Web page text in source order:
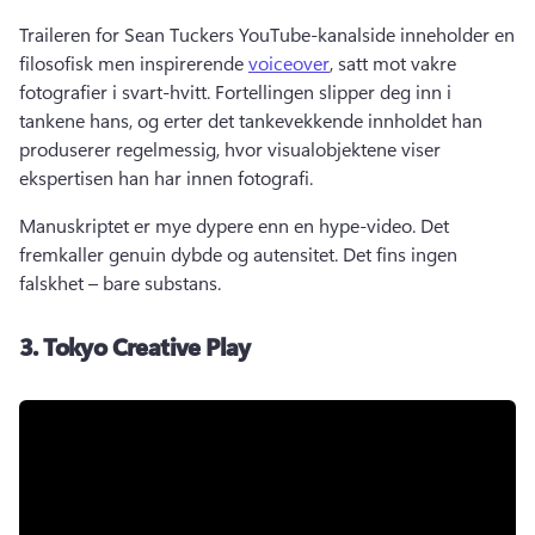
Traileren for Sean Tuckers YouTube-kanalside inneholder en
filosofisk men inspirerende voiceover, satt mot vakre
fotografier i svart-hvitt. Fortellingen slipper deg inn i
tankene hans, og erter det tankevekkende innholdet han
produserer regelmessig, hvor visualobjektene viser
ekspertisen han har innen fotografi.
Manuskriptet er mye dypere enn en hype-video. Det
fremkaller genuin dybde og autensitet. Det fins ingen
falskhet – bare substans.
3.Tokyo Creative Play